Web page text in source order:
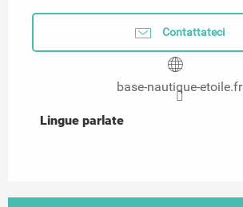
Contattateci
base-nautique-etoile.fr
Lingue parlate
Lingue parlate